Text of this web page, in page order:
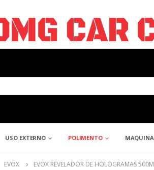
USO EXTERNO POLIMENTO
EVOX EVOX REVELADOR DE HOLOGRAMAS